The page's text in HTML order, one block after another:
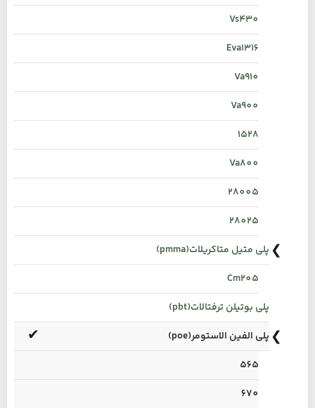
Vs430
Eva1316
Va910
Va900
1528
Va800
28005
28025
پلی متیل متاکریلات(pmma)
Cm205
پلی بوتیلن ترفتالات(pbt)
پلی الفین الاستومر(poe)
565
670